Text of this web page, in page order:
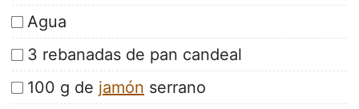
Agua
3 rebanadas de pan candeal
100 g de jamón serrano